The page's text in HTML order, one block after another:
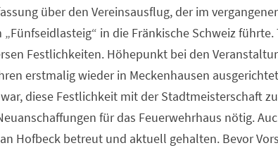
über den Vereinsausflug, der im
in die Fränkische Schweiz
Festlichkeiten. Höhepunkt bei den
erstmalig wieder in Meckenhausen
diese Festlichkeit mit der Stadtmeisterschaft
für das Feuerwehrhaus nötig.
Hofbeck betreut und aktuell gehalten. Bevor